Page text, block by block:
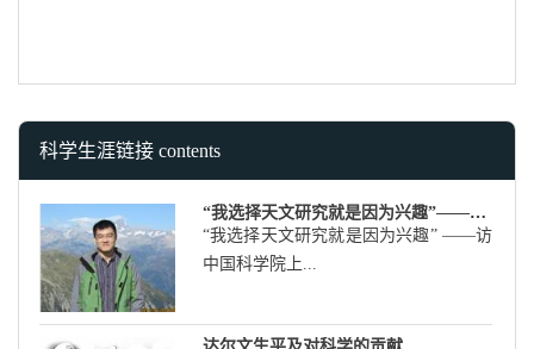
科学生涯链接 contents
“我选择天文研究就是因为兴趣”——访中国科学院上海天文台安涛研究员
“我选择天文研究就是因为兴趣” ――访
中国科学院上...